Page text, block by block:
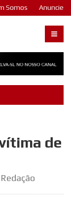
Somos Anuncie
de